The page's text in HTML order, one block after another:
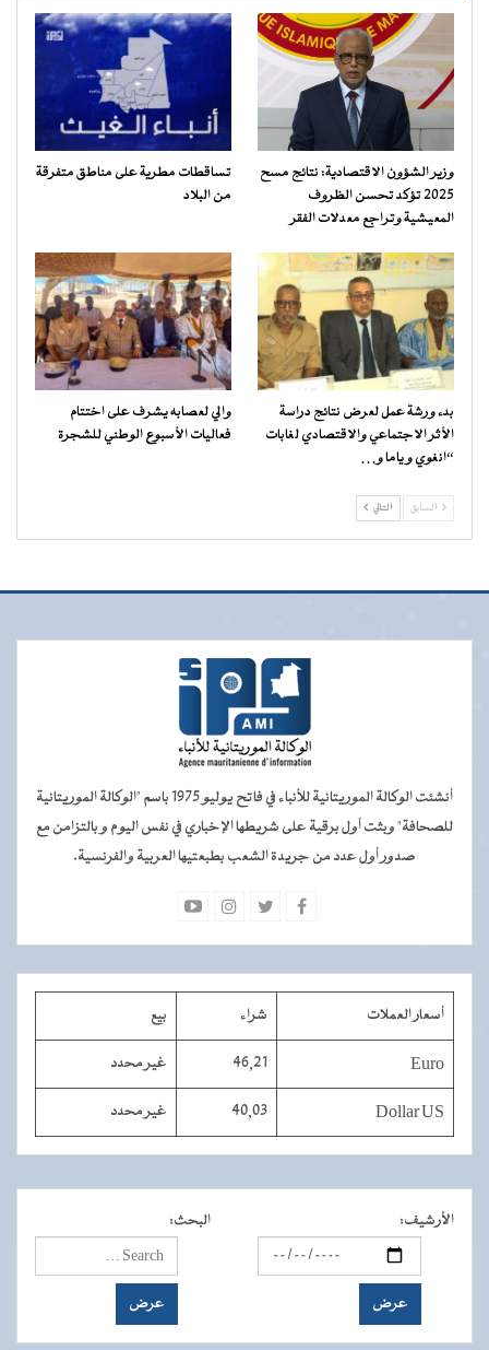
وزير الشؤون الاقتصادية: نتائج مسح
2025 تؤكد تحسن الظروف
المعيشية وتراجع معدلات الفقر
تساقطات مطرية على مناطق متفرقة
من البلاد
بدء ورشة عمل لعرض نتائج دراسة
الأثر الاجتماعي والاقتصادي لغابات
“انغوي و ياما و…
والي لعصابه يشرف على اختتام
فعاليات الأسبوع الوطني للشجرة
السابق التالي
أنشئت الوكالة الموريتانية للأنباء في فاتح يوليو 1975 باسم "الوكالة الموريتانية
للصحافة" وبثت أول برقية على شريطها الإخباري في نفس اليوم و بالتزامن مع
صدور أول عدد من جريدة الشعب بطبعتيها العربية والفرنسية.
أسعار العملات شراء بيع
Euro
46,21 غير محدد
Dollar US
40,03 غير محدد
الأرشيف: البحث: